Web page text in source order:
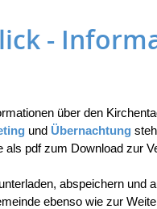
-
über den
und Übernachtung
als pdf zum Download zur
abspeichern und
ebenso wie zur